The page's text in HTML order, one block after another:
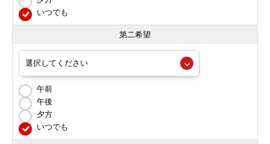
いつでも
第二希望
午前
午後
夕方
いつでも